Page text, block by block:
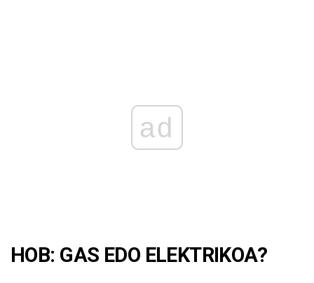
ad
HOB: GAS EDO ELEKTRIKOA?